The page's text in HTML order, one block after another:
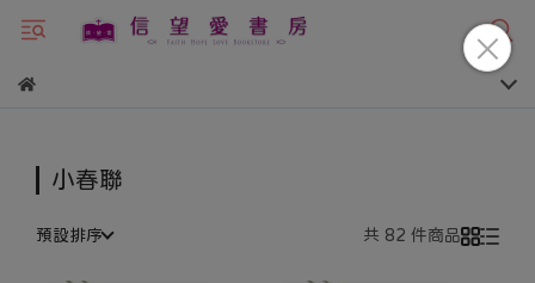
小春聯
預設排序 共 82 件商品